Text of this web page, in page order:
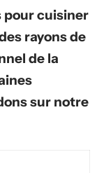
pour cuisiner
rayons de
de la
sur notre